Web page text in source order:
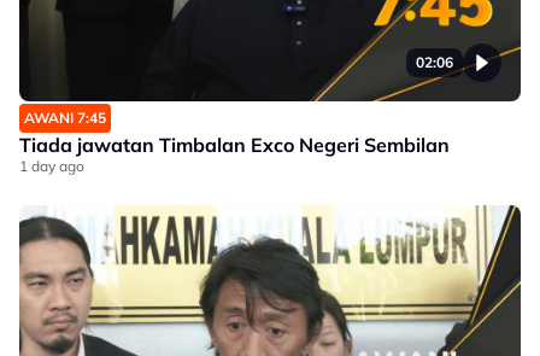
02:06
AWANI 7:45
Tiada jawatan Timbalan Exco Negeri Sembilan
1 day ago